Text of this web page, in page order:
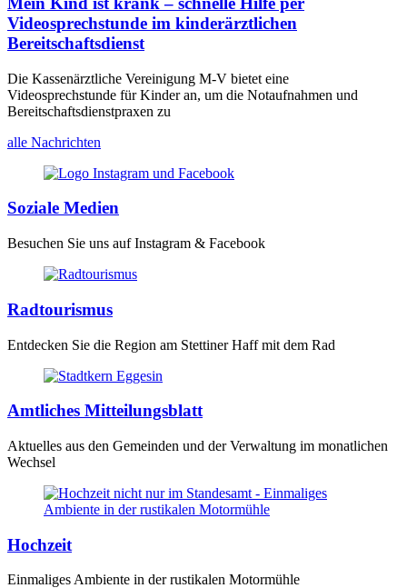
Videosprechstunde im kinderärztlichen
Bereitschaftsdienst
Die Kassenärztliche Vereinigung M-V bietet eine
Videosprechstunde für Kinder an, um die Notaufnahmen und
Bereitschaftsdienstpraxen zu
alle Nachrichten
Soziale Medien
Besuchen Sie uns auf Instagram & Facebook
Radtourismus
Entdecken Sie die Region am Stettiner Haff mit dem Rad
Amtliches Mitteilungsblatt
Aktuelles aus den Gemeinden und der Verwaltung im monatlichen
Wechsel
Hochzeit
Einmaliges Ambiente in der rustikalen Motormühle